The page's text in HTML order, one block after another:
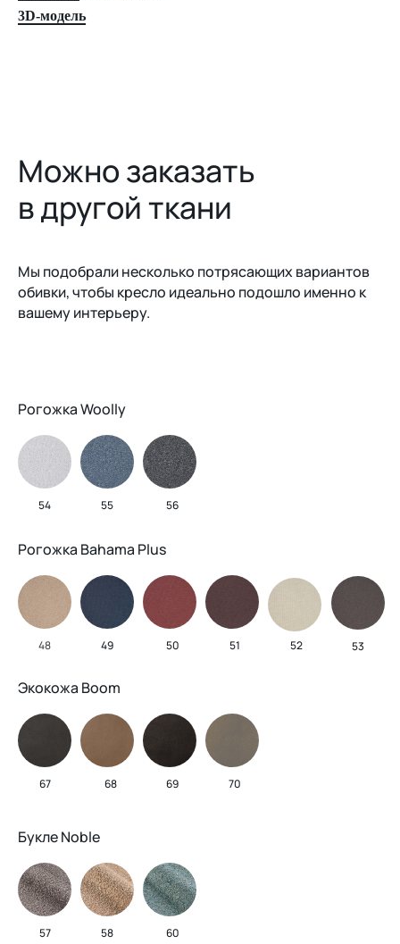
3D-модель
Можно заказать
в другой ткани
Мы подобрали несколько потрясающих вариантов
обивки, чтобы кресло идеально подошло именно к
вашему интерьеру.
Рогожка Woolly
54 55 56
Рогожка Bahama Plus
48 49 50 51 52 53
Экокожа Boom
67 68 69 70
Букле Noble
57 58 60